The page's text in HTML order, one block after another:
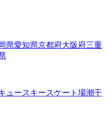
県愛知県京都府大阪府三重
ュースキースケート場潮干